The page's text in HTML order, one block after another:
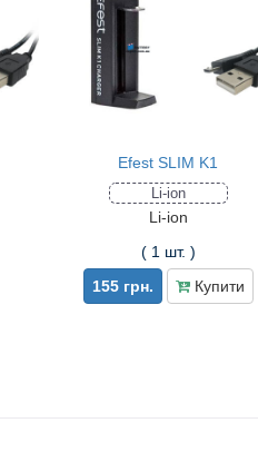
Efest SLIM K1
Li-ion
Li-ion
( 1 шт. )
155 грн.
Купити